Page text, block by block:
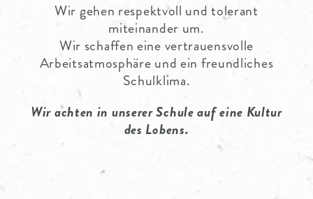
Wir gehen respektvoll und tolerant
miteinander um.
Wir schaffen eine vertrauensvolle
Arbeitsatmosphäre und ein freundliches
Schulklima.
Wir achten in unserer Schule auf eine Kultur
des Lobens.